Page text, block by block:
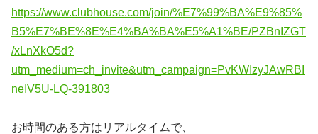
https://www.clubhouse.com/join/%E7%99%BA%E9%85%
B5%E7%BE%8E%E4%BA%BA%E5%A1%BE/PZBnIZGT
/xLnXkO5d?
utm_medium=ch_invite&utm_campaign=PvKWIzyJAwRBI
neIV5U-LQ-391803
お時間のある方はリアルタイムで、